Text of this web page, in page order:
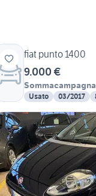
fiat punto 1400
9.000 €
Sommacampagna
Usato 03/2017